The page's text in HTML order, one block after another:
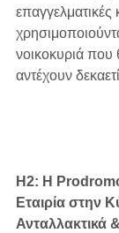
επαγγελματικές
νοικοκυριά
αντέχουν
H2: Η
Εταιρία στην
Ανταλλακτικά